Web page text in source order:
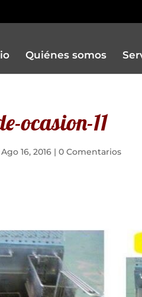
Quiénes somos
ocasion-11
Ago 16, 2016 |0 Comentarios